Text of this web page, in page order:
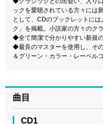
ックを愛聴されている方々には
として、CDのブックレットに
ク」を掲載。小説家の方々のク
◆全て簡潔で分かりやすい新規
◆最良のマスターを使用し、そ
＆グリーン・カラー・レーベル
曲目
CD1